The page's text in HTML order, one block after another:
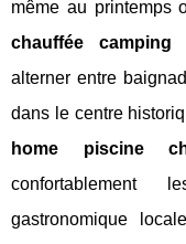
même au printemps
chauffée camping
alterner entre
dans le centre
home piscine
confortablement
gastronomique